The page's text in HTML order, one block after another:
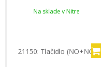
Na sklade v Nitre
21150: Tlačidlo (NO+NC)